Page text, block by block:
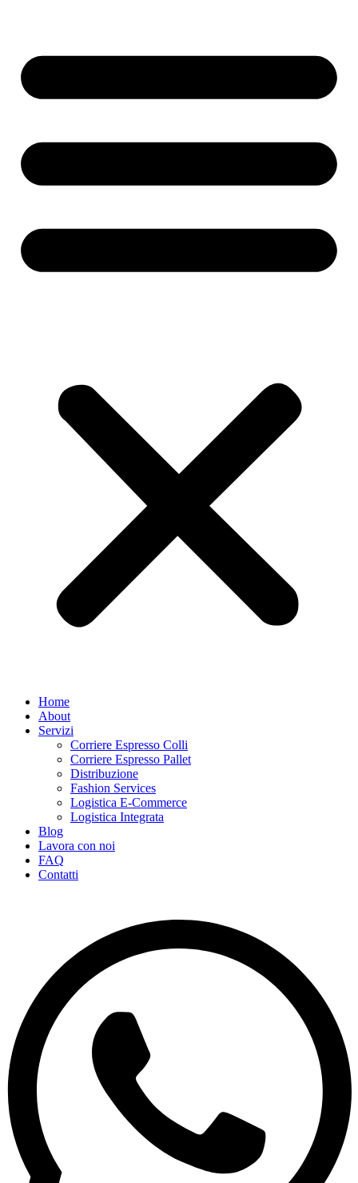
Home
About
Servizi
Corriere Espresso Colli
Corriere Espresso Pallet
Distribuzione
Fashion Services
Logistica E-Commerce
Logistica Integrata
Blog
Lavora con noi
FAQ
Contatti